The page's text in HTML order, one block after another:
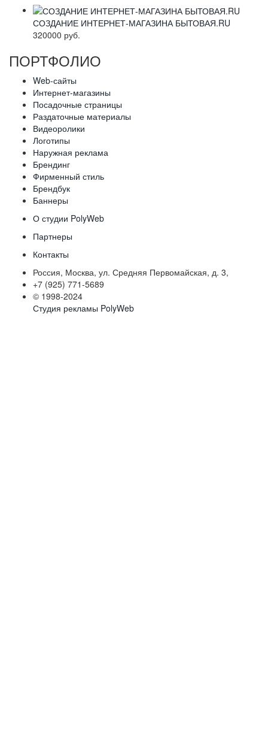
СОЗДАНИЕ ИНТЕРНЕТ-МАГАЗИНА БЫТОВАЯ.RU
320000 руб.
ПОРТФОЛИО
Web-сайты
Интернет-магазины
Посадочные страницы
Раздаточные материалы
Видеоролики
Логотипы
Наружная реклама
Брендинг
Фирменный стиль
Брендбук
Баннеры
О студии PolyWeb
Партнеры
Контакты
Россия, Москва, ул. Средняя Первомайская, д. 3,
+7 (925) 771-5689
© 1998-2024
Студия рекламы PolyWeb